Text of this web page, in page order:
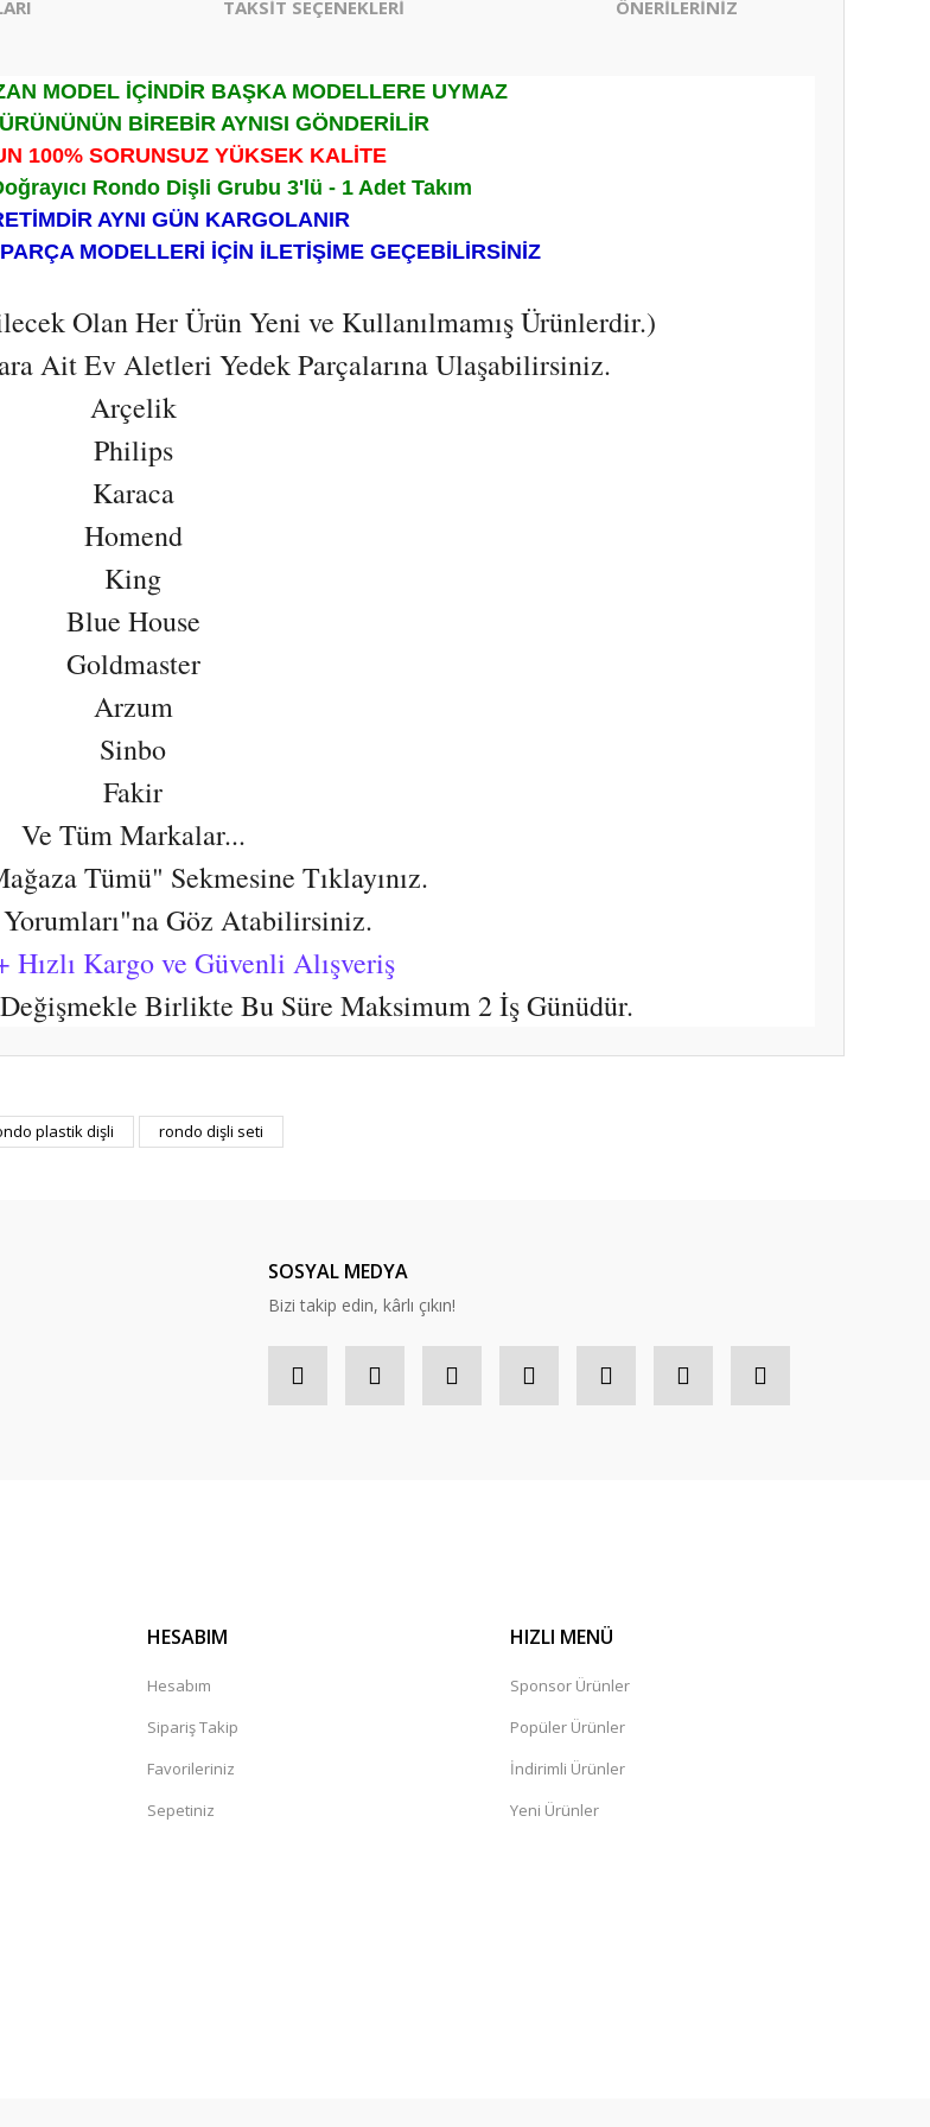
TAKSİT SEÇENEKLERİ ÖNERİLERİNİZ
MODEL İÇİNDİR BAŞKA MODELLERE UYMAZ
BİREBİR AYNISI GÖNDERİLİR
100% SORUNSUZ YÜKSEK KALİTE
Rondo Dişli Grubu 3'lü - 1 Adet Takım
AYNI GÜN KARGOLANIR
MODELLERİ İÇİN İLETİŞİME GEÇEBİLİRSİNİZ
Olan Her Ürün Yeni ve Kullanılmamış Ürünlerdir.)
Ait Ev Aletleri Yedek Parçalarına Ulaşabilirsiniz.
Arçelik
Philips
Karaca
Homend
King
Blue House
Goldmaster
Arzum
Sinbo
Fakir
Ve Tüm Markalar...
Tümü" Sekmesine Tıklayınız.
Göz Atabilirsiniz.
Hızlı Kargo ve Güvenli Alışveriş
Birlikte Bu Süre Maksimum 2 İş Günüdür.
Bu ürüne ilk yorumu siz yapın!
plastik dişli rondo dişli seti
SOSYAL MEDYA
Bizi takip edin, kârlı çıkın!
HESABIM
Hesabım
Sipariş Takip
Favorileriniz
Sepetiniz
HIZLI MENÜ
Sponsor Ürünler
Popüler Ürünler
İndirimli Ürünler
Yeni Ürünler